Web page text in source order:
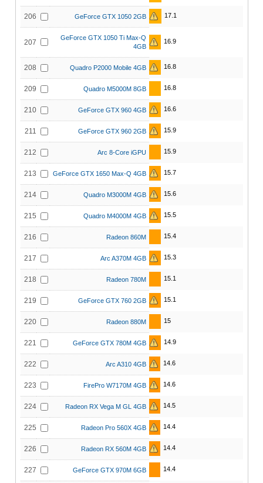
206 GeForce GTX 1050 2GB 17.1
207
GeForce GTX 1050 Ti Max-Q
4GB
16.9
208 Quadro P2000 Mobile 4GB 16.8
209 Quadro M5000M 8GB 16.8
210 GeForce GTX 960 4GB 16.6
211 GeForce GTX 960 2GB 15.9
212 Arc 8-Core iGPU 15.9
213 GeForce GTX 1650 Max-Q 4GB 15.7
214 Quadro M3000M 4GB 15.6
215 Quadro M4000M 4GB 15.5
216 Radeon 860M 15.4
217 Arc A370M 4GB 15.3
218 Radeon 780M 15.1
219 GeForce GTX 760 2GB 15.1
220 Radeon 880M 15
221 GeForce GTX 780M 4GB 14.9
222 Arc A310 4GB 14.6
223 FirePro W7170M 4GB 14.6
224 Radeon RX Vega M GL 4GB 14.5
225 Radeon Pro 560X 4GB 14.4
226 Radeon RX 560M 4GB 14.4
227 GeForce GTX 970M 6GB 14.4